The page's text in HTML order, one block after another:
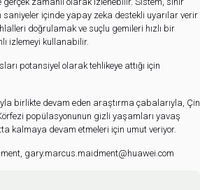
saniyeler içinde yapay zeka destekli uyarılar verir
doğrulamak ve suçlu gemileri hızlı bir
izlemeyi kullanabilir.
potansiyel olarak tehlikeye attığı için
birlikte devam eden araştırma çabalarıyla, Çin
popülasyonunun gizli yaşamları yavaş
kalmaya devam etmeleri için umut veriyor.
gary.marcus.maidment@huawei.com